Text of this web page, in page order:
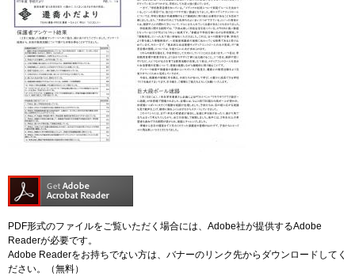
PDF形式のファイルをご覧いただく場合には、Adobe社が提供するAdobe
Readerが必要です。
Adobe Readerをお持ちでない方は、バナーのリンク先からダウンロードしてく
ださい。（無料）